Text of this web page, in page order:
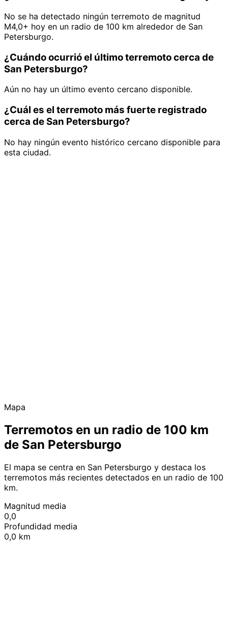
No se ha detectado ningún terremoto de magnitud
M4,0+ hoy en un radio de 100 km alrededor de San
Petersburgo.
¿Cuándo ocurrió el último terremoto cerca de
San Petersburgo?
Aún no hay un último evento cercano disponible.
¿Cuál es el terremoto más fuerte registrado
cerca de San Petersburgo?
No hay ningún evento histórico cercano disponible para
esta ciudad.
Mapa
Terremotos en un radio de 100 km
de San Petersburgo
El mapa se centra en San Petersburgo y destaca los
terremotos más recientes detectados en un radio de 100
km.
Magnitud media
0,0
Profundidad media
0,0 km